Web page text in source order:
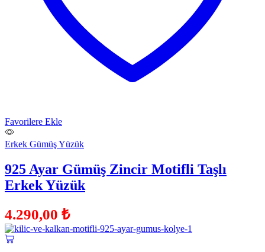
Favorilere Ekle
Erkek Gümüş Yüzük
925 Ayar Gümüş Zincir Motifli Taşlı
Erkek Yüzük
4.290,00 ₺